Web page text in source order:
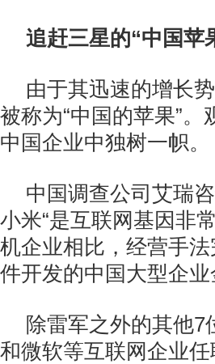
追赶三星的“中国苹
由于其迅速的增长
被称为“中国的苹果”
中国企业中独树一帜。
中国调查公司艾瑞
小米“是互联网基因非
机企业相比，经营手
件开发的中国大型企
除雷军之外的其他
和微软等互联网企业